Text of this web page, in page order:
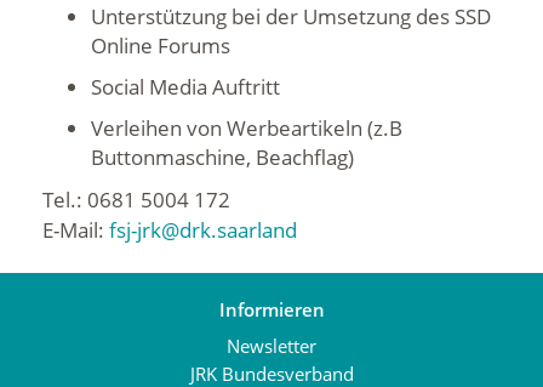
Unterstützung bei der Umsetzung des SSD
Online Forums
Social Media Auftritt
Verleihen von Werbeartikeln (z.B
Buttonmaschine, Beachflag)
Tel.: 0681 5004 172
E-Mail: fsj-jrk@drk.saarland
Informieren
Newsletter
JRK Bundesverband